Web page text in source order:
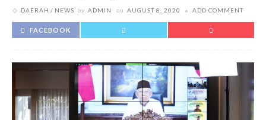
DAERAH NEWS by ADMIN on AUGUST 8, 2020 ADD COMMENT
FACEBOOK